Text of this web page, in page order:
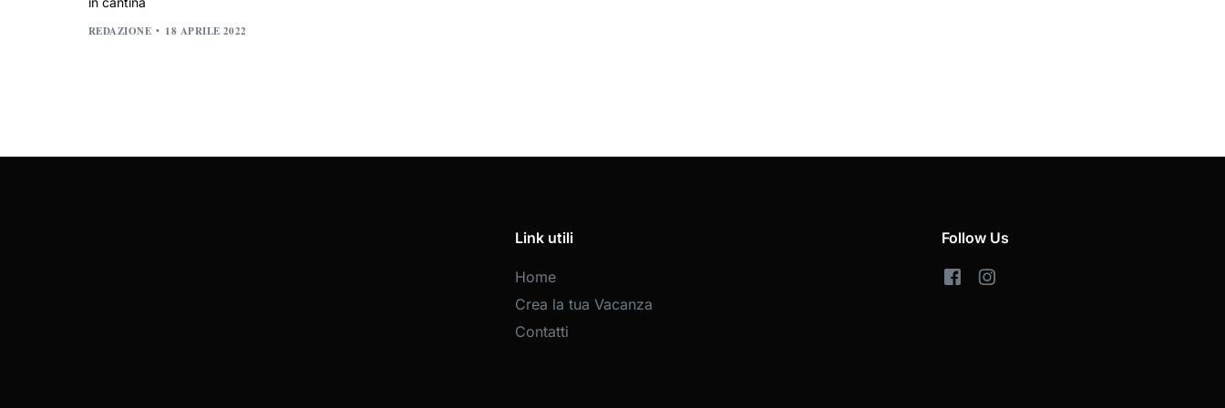
REDAZIONE 18 APRILE 2022
Link utili
Home
Crea la tua Vacanza
Contatti
Follow Us